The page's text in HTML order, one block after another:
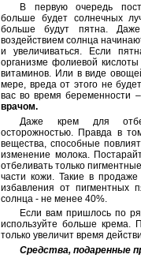
В первую очередь
больше будет солнечных
больше будут пятна.
воздействием солнца
и увеличиваться. Если
организме фолиевой
витаминов. Или в виде
мере, вреда от этого не
вас во время беременности
врачом.
Даже крем для
осторожностью. Правда в
вещества, способные
изменение молока.
отбеливать только
части кожи. Такие в
избавления от пигментных
солнца - не менее 40%.
Если вам пришлось по
используйте больше крема.
только увеличит время
Средства, подаренные